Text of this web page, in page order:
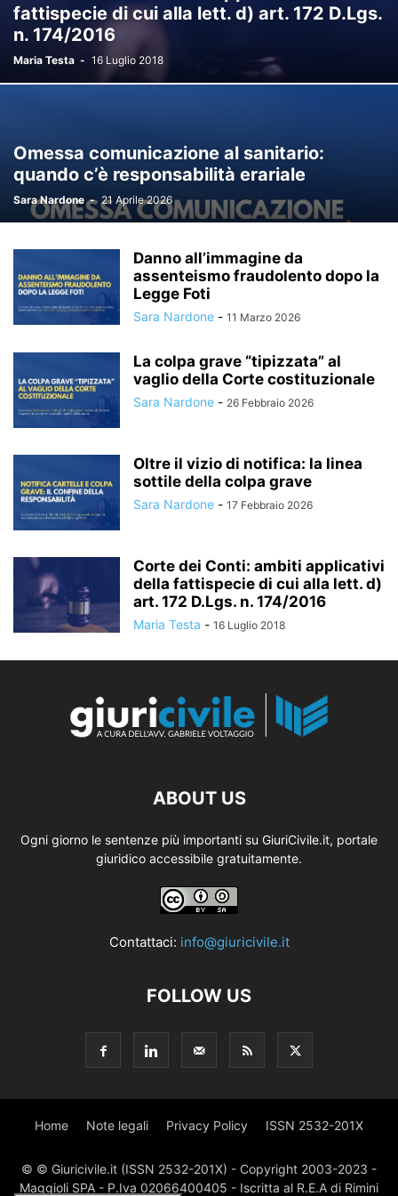
fattispecie di cui alla lett. d) art. 172 D.Lgs.
n. 174/2016
Maria Testa - 16 Luglio 2018
Omessa comunicazione al sanitario:
quando c’è responsabilità erariale
Sara Nardone - 21 Aprile 2026
Danno all’immagine da
assenteismo fraudolento dopo la
Legge Foti
Sara Nardone - 11 Marzo 2026
La colpa grave “tipizzata” al
vaglio della Corte costituzionale
Sara Nardone - 26 Febbraio 2026
Oltre il vizio di notifica: la linea
sottile della colpa grave
Sara Nardone - 17 Febbraio 2026
Corte dei Conti: ambiti applicativi
della fattispecie di cui alla lett. d)
art. 172 D.Lgs. n. 174/2016
Maria Testa - 16 Luglio 2018
ABOUT US
Ogni giorno le sentenze più importanti su GiuriCivile.it, portale
giuridico accessibile gratuitamente.
Contattaci: info@giuricivile.it
FOLLOW US
Home Note legali Privacy Policy ISSN 2532-201X
© © Giuricivile.it (ISSN 2532-201X) - Copyright 2003-2023 -
Maggioli SPA - P.Iva 02066400405 - Iscritta al R.E.A di Rimini